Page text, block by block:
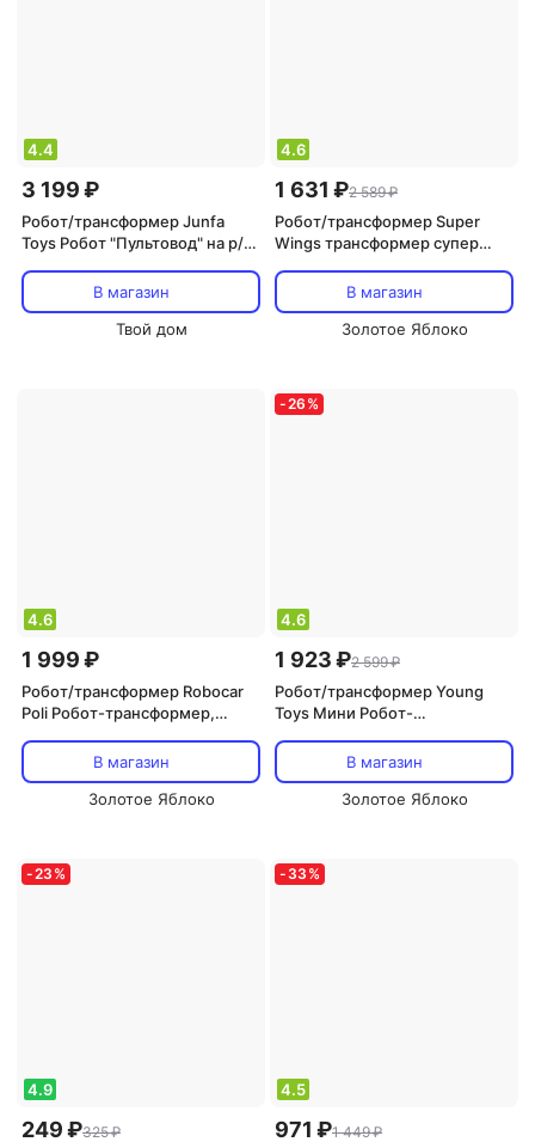
4.4
3 199 ₽
Робот/трансформер Junfa
Toys Робот "Пультовод" на р/у
ZY818334В магазин
Твой дом
4.6
1 631 ₽2 589 ₽
Робот/трансформер Super
Wings трансформер супер
В магазин
Золотое Яблоко
4.6
1 999 ₽
Робот/трансформер Robocar
Poli Робот-трансформер,
В магазин
Золотое Яблоко
-26 %
4.6
1 923 ₽2 599 ₽
Робот/трансформер Young
Toys Мини Робот-
В магазин
Золотое Яблоко
-23 %
4.9
249 ₽325 ₽
- 33 %
4.5
971 ₽1 449 ₽